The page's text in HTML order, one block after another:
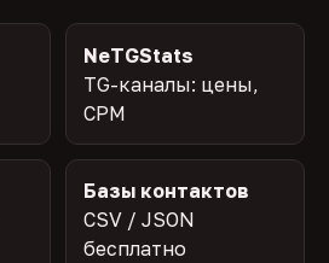
NeTGStats
TG-каналы: цены,
CPM
Базы контактов
CSV / JSON
бесплатно